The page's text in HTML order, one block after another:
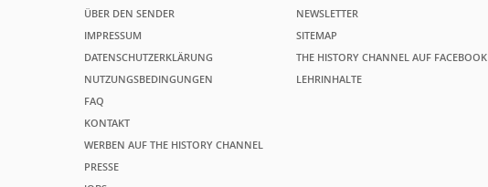
ÜBER DEN SENDER
IMPRESSUM
DATENSCHUTZERKLÄRUNG
NUTZUNGSBEDINGUNGEN
FAQ
KONTAKT
WERBEN AUF THE HISTORY CHANNEL
PRESSE
NEWSLETTER
SITEMAP
THE HISTORY CHANNEL AUF FACEBOOK
LEHRINHALTE